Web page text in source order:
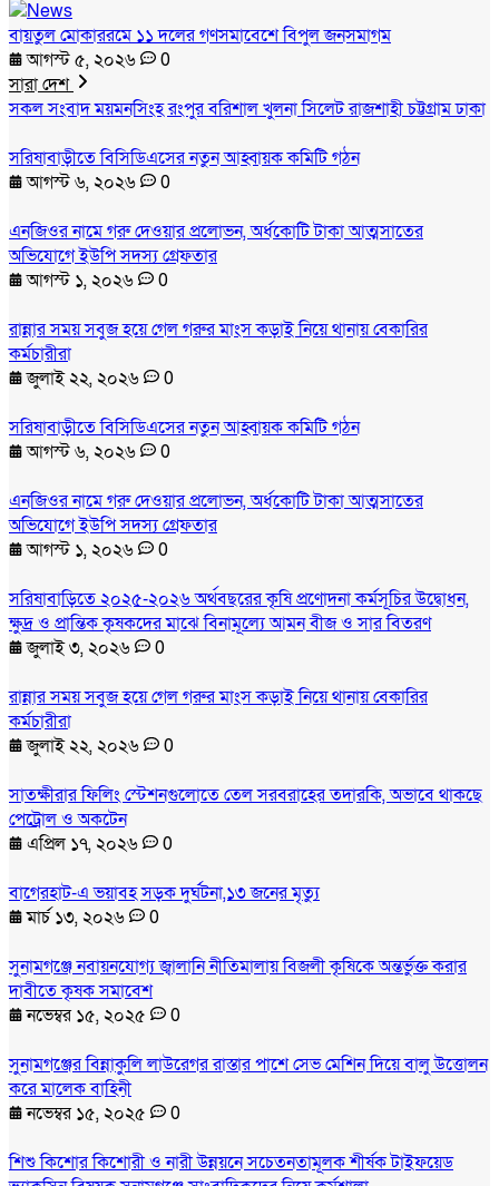
বায়তুল মোকাররমে ১১ দলের গণসমাবেশে বিপুল জনসমাগম
আগস্ট ৫, ২০২৬
0
সারা দেশ
সকল সংবাদময়মনসিংহরংপুরবরিশালখুলনাসিলেটরাজশাহীচট্টগ্রামঢাকা
সরিষাবাড়ীতে বিসিডিএসের নতুন আহ্বায়ক কমিটি গঠন
আগস্ট ৬, ২০২৬
0
এনজিওর নামে গরু দেওয়ার প্রলোভন, অর্ধকোটি টাকা আত্মসাতের
অভিযোগে ইউপি সদস্য গ্রেফতার
আগস্ট ১, ২০২৬
0
রান্নার সময় সবুজ হয়ে গেল গরুর মাংস কড়াই নিয়ে থানায় বেকারির
কর্মচারীরা
জুলাই ২২, ২০২৬
0
সরিষাবাড়ীতে বিসিডিএসের নতুন আহ্বায়ক কমিটি গঠন
আগস্ট ৬, ২০২৬
0
এনজিওর নামে গরু দেওয়ার প্রলোভন, অর্ধকোটি টাকা আত্মসাতের
অভিযোগে ইউপি সদস্য গ্রেফতার
আগস্ট ১, ২০২৬
0
সরিষাবাড়িতে ২০২৫-২০২৬ অর্থবছরের কৃষি প্রণোদনা কর্মসূচির উদ্বোধন,
ক্ষুদ্র ও প্রান্তিক কৃষকদের মাঝে বিনামূল্যে আমন বীজ ও সার বিতরণ
জুলাই ৩, ২০২৬
0
রান্নার সময় সবুজ হয়ে গেল গরুর মাংস কড়াই নিয়ে থানায় বেকারির
কর্মচারীরা
জুলাই ২২, ২০২৬
0
সাতক্ষীরার ফিলিং স্টেশনগুলোতে তেল সরবরাহের তদারকি, অভাবে থাকছে
পেট্রোল ও অকটেন
এপ্রিল ১৭, ২০২৬
0
বাগেরহাট-এ ভয়াবহ সড়ক দুর্ঘটনা,১৩ জনের মৃত্যু
মার্চ ১৩, ২০২৬
0
সুনামগঞ্জে নবায়নযোগ্য জ্বালানি নীতিমালায় বিজলী কৃষিকে অন্তর্ভুক্ত করার
দাবীতে কৃষক সমাবেশ
নভেম্বর ১৫, ২০২৫
0
সুনামগঞ্জের বিন্নাকুলি লাউরেগর রাস্তার পাশে সেভ মেশিন দিয়ে বালু উত্তোলন
করে মালেক বাহিনী
নভেম্বর ১৫, ২০২৫
0
শিশু কিশোর কিশোরী ও নারী উন্নয়নে সচেতনতামূলক শীর্ষক টাইফয়েড